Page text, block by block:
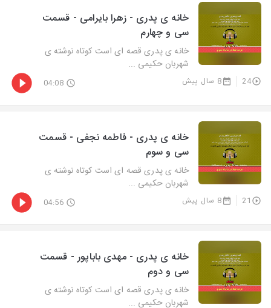
خانه ی پدری - زهرا بایرامی - قسمت
سی و چهارم
خانه ی پدری قصه ای است کوتاه نوشته ی
شهربان حکیمی ...
24 8 سال پیش 04:08
خانه ی پدری - فاطمه نجفی - قسمت
سی و سوم
خانه ی پدری قصه ای است کوتاه نوشته ی
شهربان حکیمی ...
21 8 سال پیش 04:56
خانه ی پدری - مهدی باباپور - قسمت
سی و دوم
خانه ی پدری قصه ای است کوتاه نوشته ی
شهربان حکیمی ...